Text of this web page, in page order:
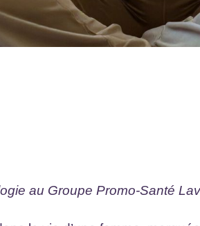
au Groupe Promo-Santé